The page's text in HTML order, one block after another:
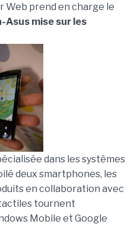
Web prend en charge le
Asus mise sur les
dans les systèmes
deux smartphones, les
en collaboration avec
tournent
Mobile et Google